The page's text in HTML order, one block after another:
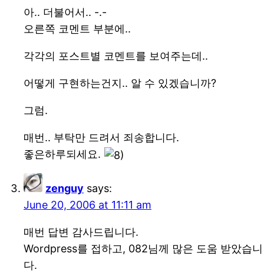
아.. 더불어서.. -.-
오른쪽 코멘트 부분에..
각각의 포스트별 코멘트를 보여주는데..
어떻게 구현하는건지.. 알 수 있겠습니까?
그럼.
매번.. 부탁만 드려서 죄송합니다.
좋은하루되세요.
zenguy says:
June 20, 2006 at 11:11 am
매번 답변 감사드립니다.
Wordpress를 접하고, 082님께 많은 도움 받았습니
다.